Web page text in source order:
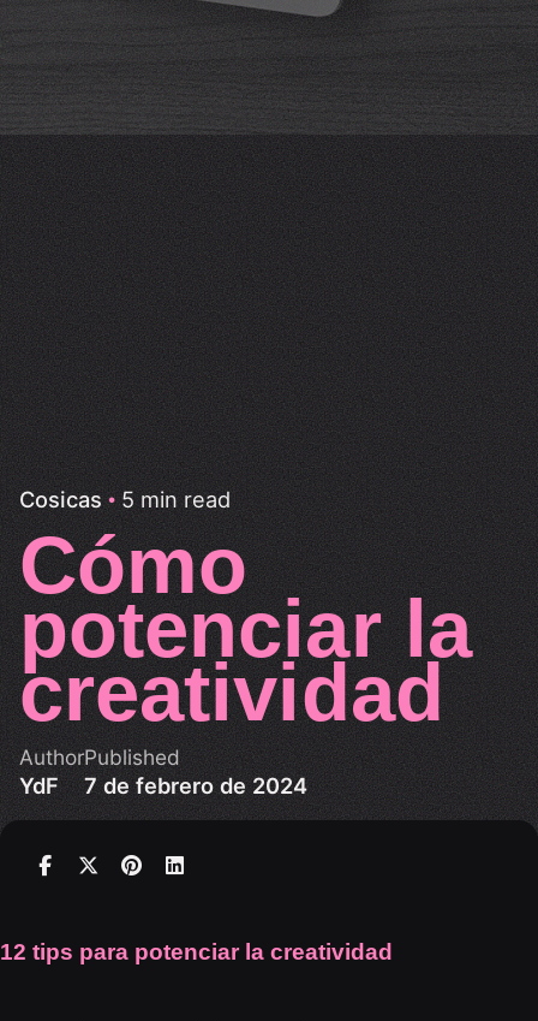
Cosicas 5 min read
Cómo
potenciar la
creatividad
Author
YdF
Published
7 de febrero de 2024
12 tips para potenciar la creatividad